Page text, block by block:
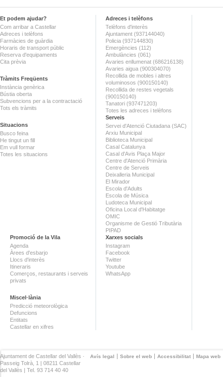
Et podem ajudar?
Com arribar a Castellar
Adreces i telèfons
Farmàcies de guàrdia
Horaris de transport públic
Reserva d'equipaments
Cita prèvia
Tràmits Freqüents
Instància genèrica
Bústia oberta
Subvencions per a la contractació
Tots els tràmits
Situacions
Busco feina
He tingut un fill
Em vull formar
Totes les situacions
Adreces i telèfons
Telèfons d'interès
Ajuntament (937144040)
Policia (937144830)
Emergències (112)
Ambulàncies (061)
Avaries enllumenat (686216138)
Avaries aigua (900304070)
Recollida de mobles i altres
voluminosos (900150140)
Recollida de restes vegetals
(900150140)
Tanatori (937471203)
Totes les adreces i telèfons
Serveis
Servei d'Atenció Ciutadana (SAC)
Arxiu Municipal
Biblioteca Municipal
Casal Catalunya
Casal d'Avis Plaça Major
Centre d'Atenció Primària
Centre de Serveis
Deixalleria Municipal
El Mirador
Escola d'Adults
Escola de Música
Ludoteca Municipal
Oficina Local d'Habitatge
OMIC
Organisme de Gestió Tributària
PIPAD
Promoció de la Vila
Agenda
Àrees d'esbarjo
Llocs d'interès
Itineraris
Comerços, restaurants i serveis
privats
Miscel·lània
Predicció meteorològica
Defuncions
Entitats
Castellar en xifres
Xarxes socials
Instagram
Facebook
Twitter
Youtube
WhatsApp
Avís legal Sobre el web Accessibilitat Mapa web
Ajuntament de Castellar del Vallès ·
Passeig Tolrà, 1 | 08211 Castellar
del Vallès | Tel. 93 714 40 40